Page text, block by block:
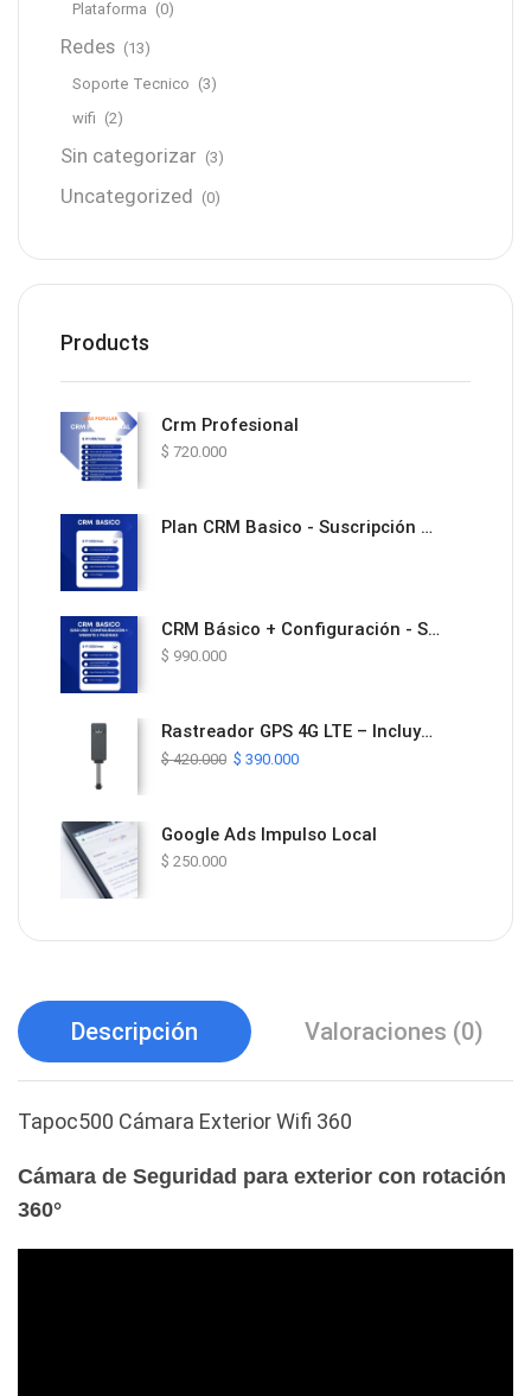
Plataforma (0)
Redes (13)
Soporte Tecnico (3)
wifi (2)
Sin categorizar (3)
Uncategorized (0)
Products
Crm Profesional
$ 720.000
Plan CRM Basico - Suscripción Mensual
CRM Básico + Configuración - Solución Todo en Uno con Website y Automatización
$ 990.000
Rastreador GPS 4G LTE – Incluye Plan de Datos y Plataforma ProTrack por 1 Año
$420.000 $ 390.000
Google Ads Impulso Local
$ 250.000
Descripción Valoraciones (0)
Tapoc500 Cámara Exterior Wifi 360
Cámara de Seguridad para exterior con rotación
360°